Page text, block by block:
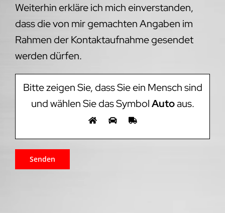
Weiterhin erkläre ich mich einverstanden,
dass die von mir gemachten Angaben im
Rahmen der Kontaktaufnahme gesendet
werden dürfen.
Bitte zeigen Sie, dass Sie ein Mensch sind
und wählen Sie das SymbolAutoaus.